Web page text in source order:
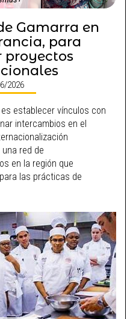
Gamarra en
para
proyectos
2026
establecer vínculos con
intercambios en el
red de
en la región que
las prácticas de